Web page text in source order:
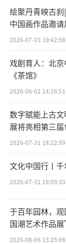
015年发布了
创造了B站
筝翻奏其他
燃的改编效
为青春电
大人”的原型
事实上
乏墨韵这样
可能是出身
乐器的业余
之处是努力
声音——把
歌曲等结合
画面，获得
绘聚丹青映古
中国画作品邀
2026-07-10 19:42:58
戏剧育人：北京
《茶馆》
2026-06-02 14:16:51
数字赋能上古
展将亮相第三
2026-07-31 18:22:59
文化中国行丨
2026-07-31 18:09:33
于百年园林，观国
国潮艺术作品
机动展厅开展
2026-08-06 13:25:08